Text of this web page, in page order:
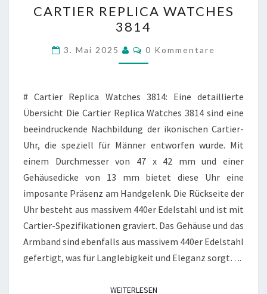
REPLICA
WATCHES
3814
CARTIER REPLICA WATCHES
3814
3. Mai 2025 Kommentare
0 Kommentare
# Cartier Replica Watches 3814: Eine detaillierte
Übersicht Die Cartier Replica Watches 3814 sind eine
beeindruckende Nachbildung der ikonischen Cartier-
Uhr, die speziell für Männer entworfen wurde. Mit
einem Durchmesser von 47 x 42 mm und einer
Gehäusedicke von 13 mm bietet diese Uhr eine
imposante Präsenz am Handgelenk. Die Rückseite der
Uhr besteht aus massivem 440er Edelstahl und ist mit
Cartier-Spezifikationen graviert. Das Gehäuse und das
Armband sind ebenfalls aus massivem 440er Edelstahl
gefertigt, was für Langlebigkeit und Eleganz sorgt….
WEITERLESENWEITERLESEN